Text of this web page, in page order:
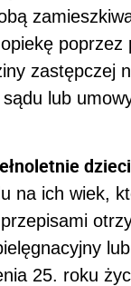
poprzez
zastępczej
lub
dzieci
na ich wiek,
25. roku